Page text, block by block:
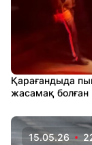
Қарағандыда
жасамақ болған
15.05.26